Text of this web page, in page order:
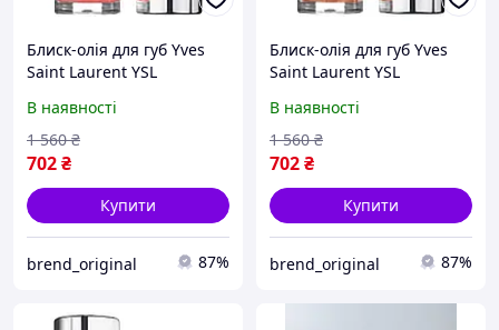
Блиск-олія для губ Yves
Saint Laurent YSL
#03
В наявності
702₴
1 560 ₴
Купити
brend_original 87%
Блиск-олія для губ Yves
Saint Laurent YSL
#05
В наявності
702₴
1 560 ₴
Купити
brend_original 87%